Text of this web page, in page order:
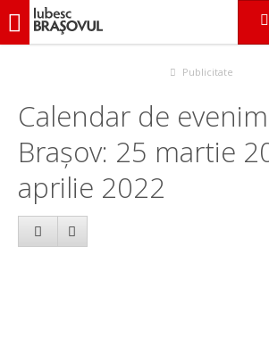
iubescbraşovul.ro
Publicitate
Calendar de
Brașov: 25 martie
aprilie 2022